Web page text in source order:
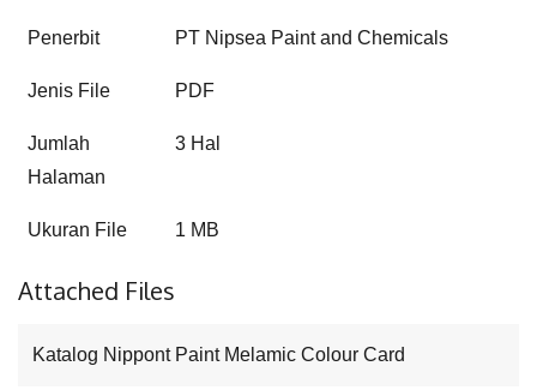
Penerbit PT Nipsea Paint and Chemicals
Jenis File PDF
Jumlah
Halaman
3 Hal
Ukuran File 1 MB
Attached Files
Katalog Nippont Paint Melamic Colour Card